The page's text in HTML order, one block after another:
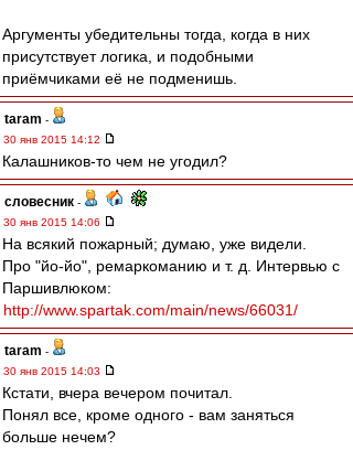
Аргументы убедительны тогда, когда в них
присутствует логика, и подобными
приёмчиками её не подменишь.
taram -
30 янв 2015 14:12
Калашников-то чем не угодил?
словесник -
30 янв 2015 14:06
На всякий пожарный; думаю, уже видели.
Про "йо-йо", ремаркоманию и т. д. Интервью с
Паршивлюком:
http://www.spartak.com/main/news/66031/
taram -
30 янв 2015 14:03
Кстати, вчера вечером почитал.
Понял все, кроме одного - вам заняться
больше нечем?